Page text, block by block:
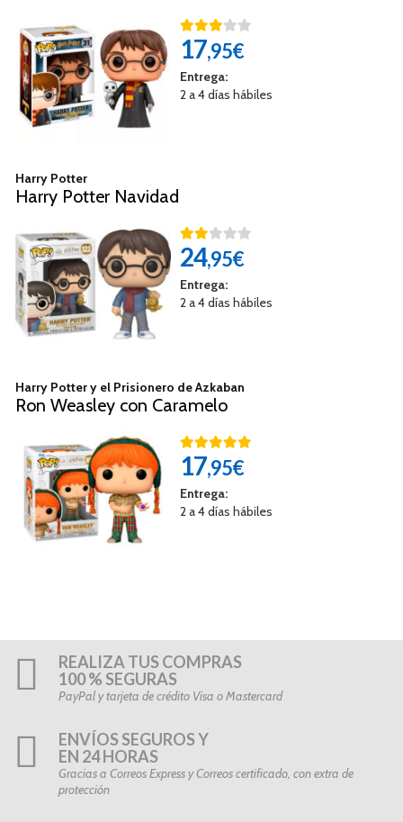
17,95€
Entrega:
2 a 4 días hábiles
Harry Potter
Harry Potter Navidad
24,95€
Entrega:
2 a 4 días hábiles
Harry Potter y el Prisionero de Azkaban
Ron Weasley con Caramelo
17,95€
Entrega:
2 a 4 días hábiles
REALIZA TUS COMPRAS
100 % SEGURAS
PayPal y tarjeta de crédito Visa o Mastercard
ENVÍOS SEGUROS Y
EN 24 HORAS
Gracias a Correos Express y Correos certificado, con extra de
protección